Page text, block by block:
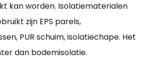
kan worden. Isolatiematerialen
zijn EPS parels,
PUR schuim, isolatiechape. Het
dan bodemisolatie.